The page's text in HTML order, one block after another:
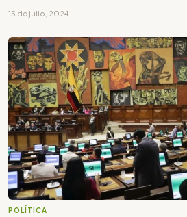
15 de julio, 2024
POLÍTICA